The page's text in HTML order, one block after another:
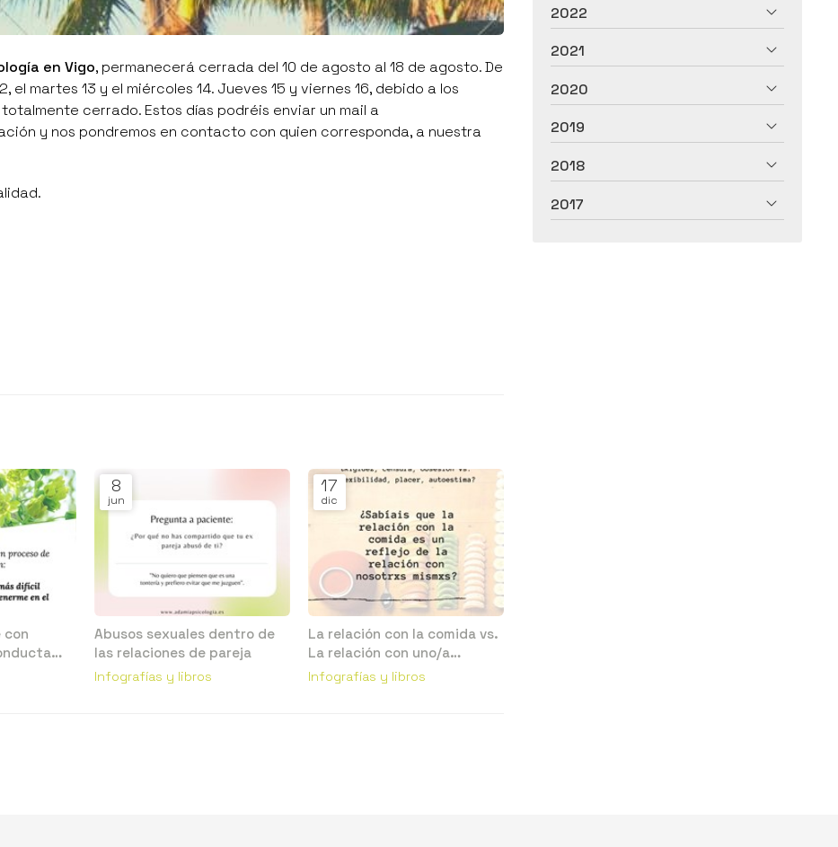
en Vigo, permanecerá cerrada del 10 de agosto al 18 de agosto. De
martes 13 y el miércoles 14. Jueves 15 y viernes 16, debido a los
cerrado. Estos días podréis enviar un mail a
y nos pondremos en contacto con quien corresponda, a nuestra
con
8
jun
Abusos sexuales dentro de
las relaciones de pareja
Infografías y libros
17
dic
La relación con la comida vs.
La relación con uno/a
mismo/a
Infografías y libros
2022
2021
2020
2019
2018
2017